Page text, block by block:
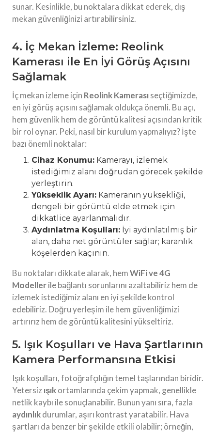
sunar. Kesinlikle, bu noktalara dikkat ederek, dış
mekan güvenliğinizi artırabilirsiniz.
4. İç Mekan İzleme: Reolink
Kamerası ile En İyi Görüş Açısını
Sağlamak
İç mekan izleme için Reolink Kamerasıseçtiğimizde,
en iyi görüş açısını sağlamak oldukça önemli. Bu açı,
hem güvenlik hem de görüntü kalitesi açısından kritik
bir rol oynar. Peki, nasıl bir kurulum yapmalıyız? İşte
bazı önemli noktalar:
Cihaz Konumu: Kamerayı, izlemek
istediğimiz alanı doğrudan görecek şekilde
yerleştirin.
Yükseklik Ayarı: Kameranın yüksekliği,
dengeli bir görüntü elde etmek için
dikkatlice ayarlanmalıdır.
Aydınlatma Koşulları: İyi aydınlatılmış bir
alan, daha net görüntüler sağlar; karanlık
köşelerden kaçının.
Bu noktaları dikkate alarak, hemWiFi ve 4G
Modellerile bağlantı sorunlarını azaltabiliriz hem de
izlemek istediğimiz alanı en iyi şekilde kontrol
edebiliriz. Doğru yerleşim ile hem güvenliğimizi
artırırız hem de görüntü kalitesini yükseltiriz.
5. Işık Koşulları ve Hava Şartlarının
Kamera Performansına Etkisi
Işık koşulları, fotoğrafçılığın temel taşlarından biridir.
Yetersiz ışıkortamlarında çekim yapmak, genellikle
netlik kaybı ile sonuçlanabilir. Bunun yanı sıra, fazla
aydınlıkdurumlar, aşırı kontrast yaratabilir. Hava
şartları da benzer bir şekilde etkili olabilir; örneğin,